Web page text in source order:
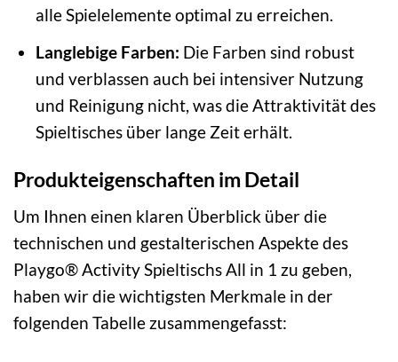
alle Spielelemente optimal zu erreichen.
Langlebige Farben: Die Farben sind robust
und verblassen auch bei intensiver Nutzung
und Reinigung nicht, was die Attraktivität des
Spieltisches über lange Zeit erhält.
Produkteigenschaften im Detail
Um Ihnen einen klaren Überblick über die
technischen und gestalterischen Aspekte des
Playgo® Activity Spieltischs All in 1 zu geben,
haben wir die wichtigsten Merkmale in der
folgenden Tabelle zusammengefasst: